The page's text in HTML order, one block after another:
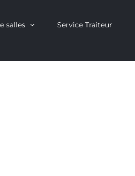
salles Service Traiteur